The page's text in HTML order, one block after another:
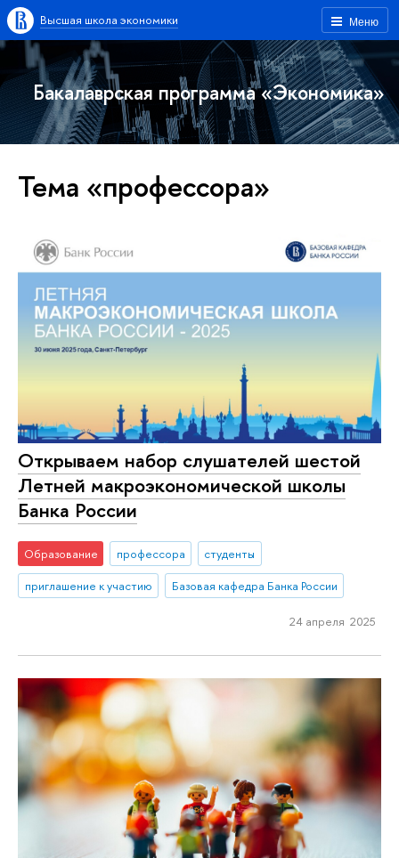
Меню
Высшая школа экономики
Бакалаврская программа «Экономика»
Тема «профессора»
Открываем набор слушателей шестой
Летней макроэкономической школы
Банка России
Образование профессора
студенты
приглашение к участию
Базовая кафедра Банка России
24 апреля 2025